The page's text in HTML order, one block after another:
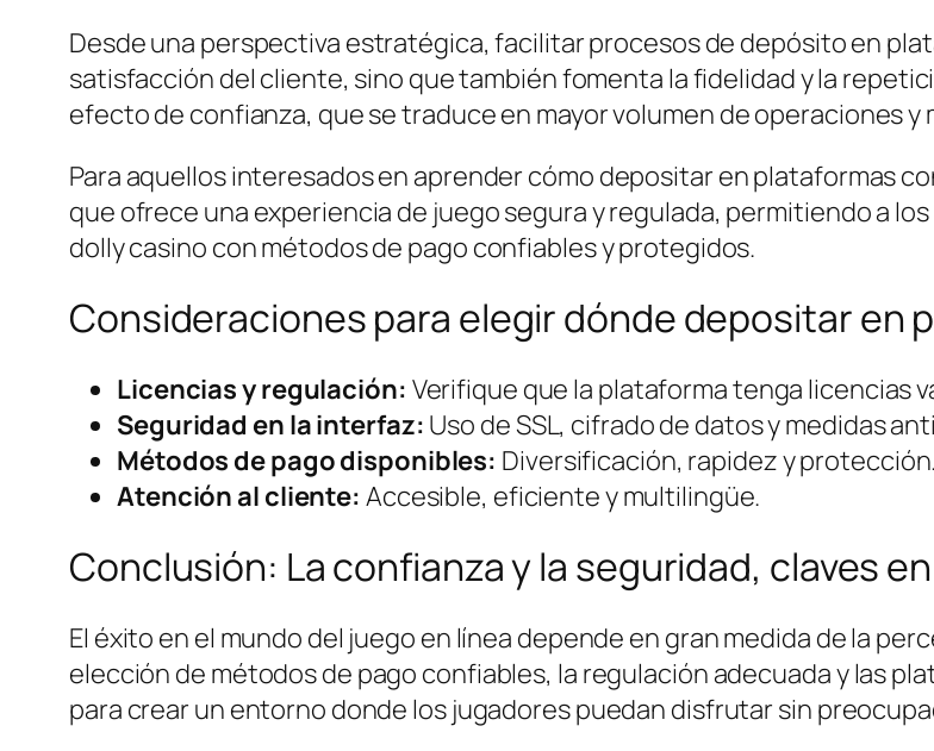
Desde una perspectiva estratégica, facilitar procesos de depósito en
satisfacción del cliente, sino que también fomenta la fidelidad y la
efecto de confianza, que se traduce en mayor volumen de operaciones
Para aquellos interesados en aprender cómo depositar en plataformas
que ofrece una experiencia de juego segura y regulada, permitiendo a
dolly casino con métodos de pago confiables y protegidos.
Consideraciones para elegir dónde depositar en
Licencias y regulación: Verifique que la plataforma tenga licencias
Seguridad en la interfaz: Uso de SSL, cifrado de datos y medidas
Métodos de pago disponibles: Diversificación, rapidez y protección.
Atención al cliente: Accesible, eficiente y multilingüe.
Conclusión: La confianza y la seguridad, claves
El éxito en el mundo del juego en línea depende en gran medida de la
elección de métodos de pago confiables, la regulación adecuada y las
para crear un entorno donde los jugadores puedan disfrutar sin